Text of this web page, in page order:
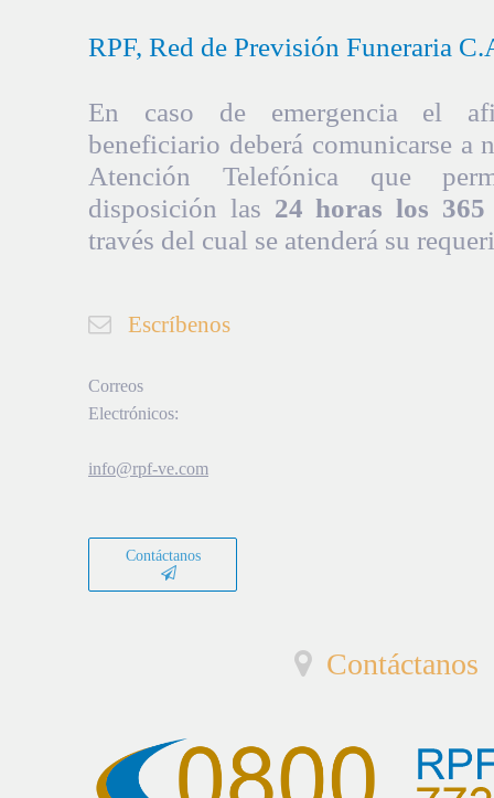
RPF, Red de Previsión Funeraria
En caso de emergencia el
beneficiario deberá comunicarse a
Atención Telefónica que
disposición las 24 horas los
través del cual se atenderá su
Escríbenos
Correos
Electrónicos:
info@rpf-ve.com
Contáctanos
Contáctanos